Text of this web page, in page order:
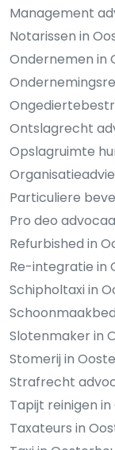
Management
Notarissen in
Ondernemen in
Ontslagrecht
Opslagruimte
Particuliere
Pro deo
Refurbished in
Re-integratie in
Schipholtaxi in
Slotenmaker in
Stomerij in
Strafrecht
Tapijt reinigen
Taxateurs in